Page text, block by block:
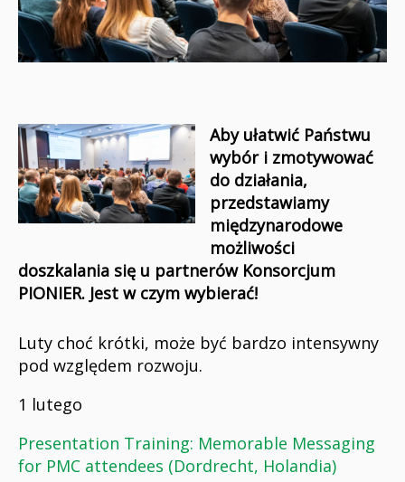
Aby ułatwić Państwu
wybór i zmotywować
do działania,
przedstawiamy
międzynarodowe
możliwości
doszkalania się u partnerów Konsorcjum
PIONIER. Jest w czym wybierać!
Luty choć krótki, może być bardzo intensywny
pod względem rozwoju.
1 lutego
Presentation Training: Memorable Messaging
for PMC attendees (Dordrecht, Holandia)